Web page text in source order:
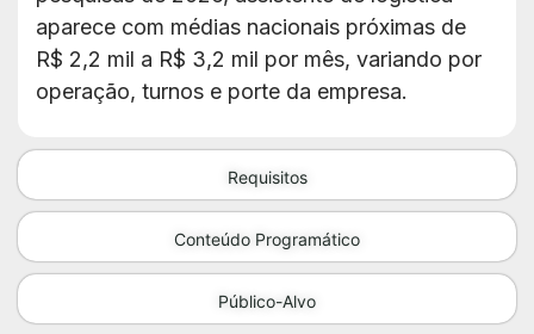
Requisitos
Conteúdo Programático
Público-Alvo
aparece com médias nacionais próximas de
R$ 2,2 mil a R$ 3,2 mil por mês, variando por
operação, turnos e porte da empresa.